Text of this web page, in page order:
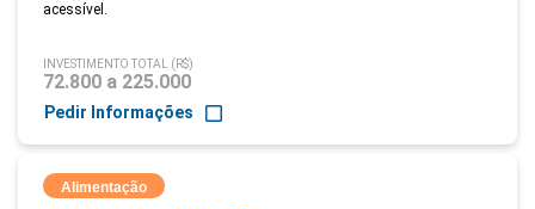
acessível.
INVESTIMENTO TOTAL (R$)
72.800 a 225.000
Pedir Informações
Alimentação